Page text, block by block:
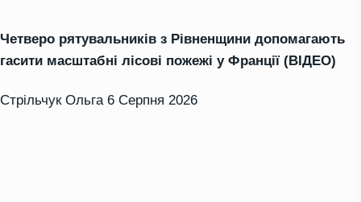
Четверо рятувальників з Рівненщини допомагають
гасити масштабні лісові пожежі у Франції (ВІДЕО)
Стрільчук Ольга 6 Серпня 2026